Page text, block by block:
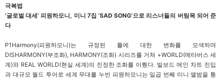
극복법
‘글로벌 대세’ 피원하모니, 미니 7집 ‘SAD SONG’으로 리스너들의 버팀목 되어 준
다
P1Harmony(피원하모니)는 규정된 틀에 대한 변화를 모색하며
DISHARMONY(부조화), HARMONY(조화) 시리즈를 거쳐 +WORLD(메타버스 세
계)와 REAL WORLD(현실 세계)의 진정한 조화를 이뤘다. 빌보드 메인 차트 진입
과 대규모 월드 투어로 세계 무대를 누빈 피원하모니는 일곱 번째 미니 앨범을 통